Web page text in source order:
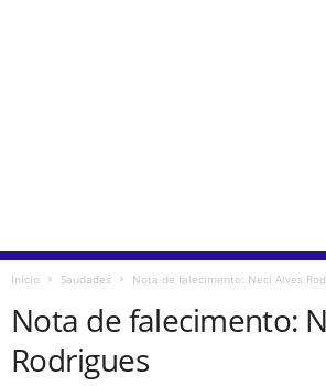
Início Saudades Nota de falecimento: Neci Alves
Nota de falecimento:
Rodrigues